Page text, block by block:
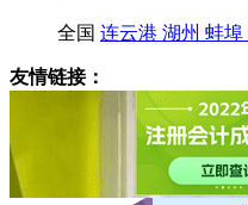
全国 连云港 湖州 蚌埠
友情链接：